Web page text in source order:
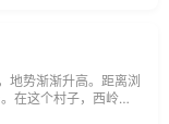
地势渐渐升高。距离浏
在这个村子，西岭胡